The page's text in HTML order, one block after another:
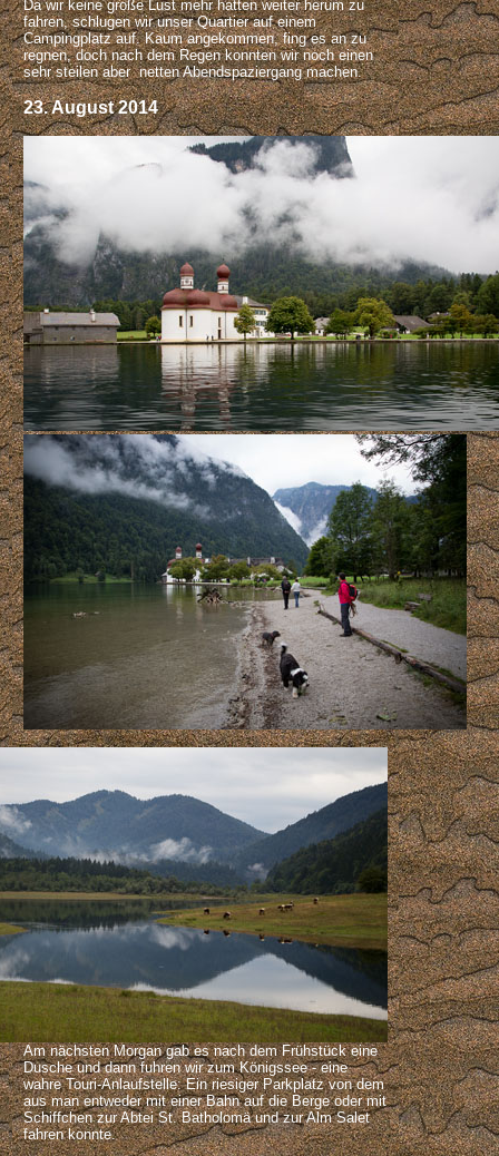
Da wir keine große Lust mehr hatten weiter herum zu
fahren, schlugen wir unser Quartier auf einem
Campingplatz auf. Kaum angekommen, fing es an zu
regnen, doch nach dem Regen konnten wir noch einen
sehr steilen aber netten Abendspaziergang machen.
23. August 2014
Am nächsten Morgan gab es nach dem Frühstück eine
Dusche und dann fuhren wir zum Königssee - eine
wahre Touri-Anlaufstelle: Ein riesiger Parkplatz von dem
aus man entweder mit einer Bahn auf die Berge oder mit
Schiffchen zur Abtei St. Batholomä und zur Alm Salet
fahren konnte.